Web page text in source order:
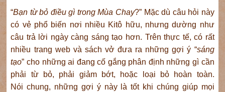
“Bạn từ bỏ điều gì trong Mùa Chay?” Mặc dù câu hỏi này
có vẻ phổ biến nơi nhiều Kitô hữu, nhưng dường như
câu trả lời ngày càng sáng tạo hơn. Trên thực tế, có rất
nhiều trang web và sách vở đưa ra những gợi ý “sáng
tạo” cho những ai đang cố gắng phân định những gì cần
phải từ bỏ, phải giảm bớt, hoặc loại bỏ hoàn toàn.
Nói chung, những gợi ý này là tốt khi chúng giúp mọi